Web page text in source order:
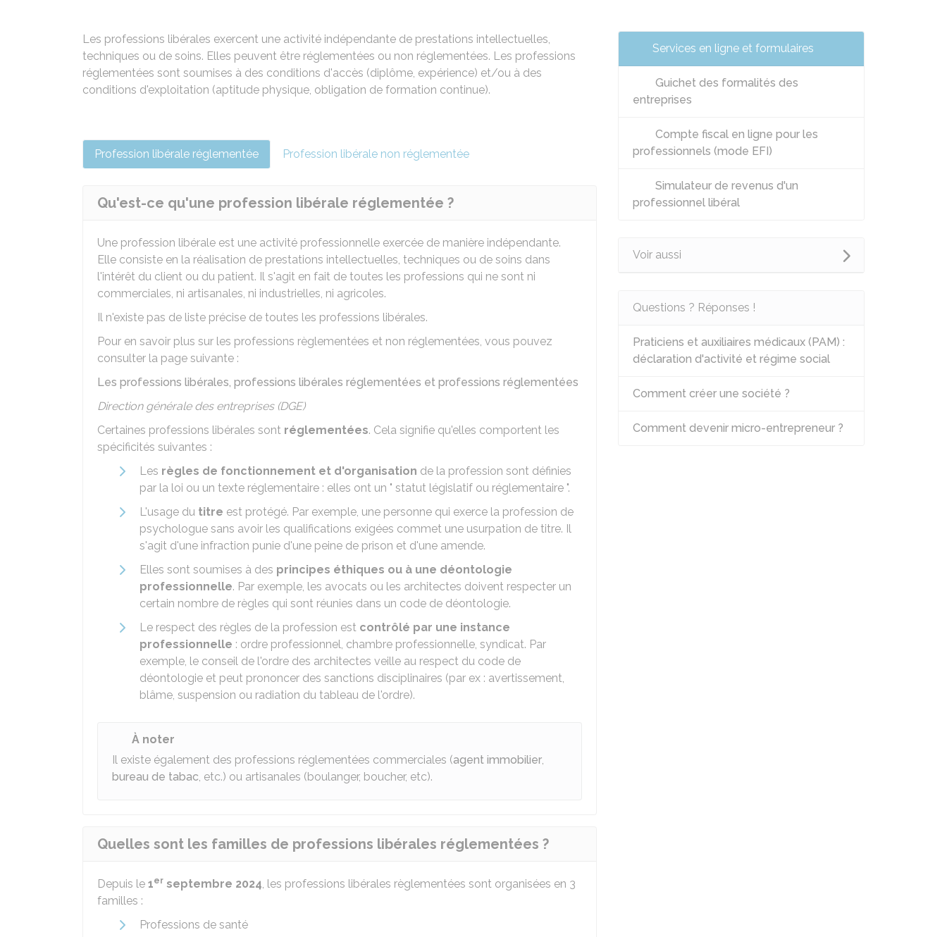
Les professions libérales exercent une activité indépendante de prestations intellectuelles,
techniques ou de soins. Elles peuvent être réglementées ou non réglementées. Les professions
réglementées sont soumises à des conditions d'accès (diplôme, expérience) et/ou à des
conditions d'exploitation (aptitude physique, obligation de formation continue).
Profession libérale réglementée Profession libérale non réglementée
Qu'est-ce qu'une profession libérale réglementée ?
Une profession libérale est une activité professionnelle exercée de manière indépendante.
Elle consiste en la réalisation de prestations intellectuelles, techniques ou de soins dans
l'intérêt du client ou du patient. Il s'agit en fait de toutes les professions qui ne sont ni
commerciales, ni artisanales, ni industrielles, ni agricoles.
Il n'existe pas de liste précise de toutes les professions libérales.
Pour en savoir plus sur les professions règlementées et non réglementées, vous pouvez
consulter la page suivante :
Les professions libérales, professions libérales réglementées et professions réglementées
Direction générale des entreprises (DGE)
Certaines professions libérales sont réglementées. Cela signifie qu'elles comportent les
spécificités suivantes :
Les règles de fonctionnement et d'organisation de la profession sont définies
par la loi ou un texte réglementaire : elles ont un " statut législatif ou réglementaire ".
L'usage du titre est protégé. Par exemple, une personne qui exerce la profession de
psychologue sans avoir les qualifications exigées commet une usurpation de titre. Il
s'agit d'une infraction punie d'une peine de prison et d'une amende.
Elles sont soumises à des principes éthiques ou à une déontologie
professionnelle. Par exemple, les avocats ou les architectes doivent respecter un
certain nombre de règles qui sont réunies dans un code de déontologie.
Le respect des règles de la profession est contrôlé par une instance
professionnelle : ordre professionnel, chambre professionnelle, syndicat. Par
exemple, le conseil de l'ordre des architectes veille au respect du code de
déontologie et peut prononcer des sanctions disciplinaires (par ex : avertissement,
blâme, suspension ou radiation du tableau de l'ordre).
À noter
Il existe également des professions réglementées commerciales (agent immobilier,
bureau de tabac, etc.) ou artisanales (boulanger, boucher, etc).
Quelles sont les familles de professions libérales réglementées ?
Depuis le 1er septembre 2024, les professions libérales règlementées sont organisées en 3
familles :
Professions de santé
Services en ligne et formulaires
Guichet des formalités des
entreprises
Compte fiscal en ligne pour les
professionnels (mode EFI)
Simulateur de revenus d'un
professionnel libéral
Voir aussi
Questions ? Réponses !
Praticiens et auxiliaires médicaux (PAM) :
déclaration d'activité et régime social
Comment créer une société ?
Comment devenir micro-entrepreneur ?